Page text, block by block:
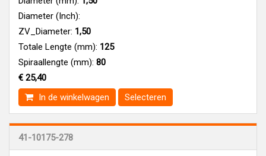
Diameter (Inch):
ZV_Diameter: 1,50
Totale Lengte (mm): 125
Spiraallengte (mm): 80
€ 25,40
In de winkelwagen
Selecteren
41-10175-278